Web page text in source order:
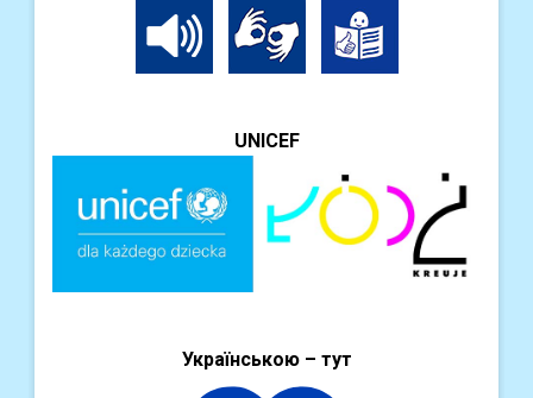
UNICEF
Українською – тут